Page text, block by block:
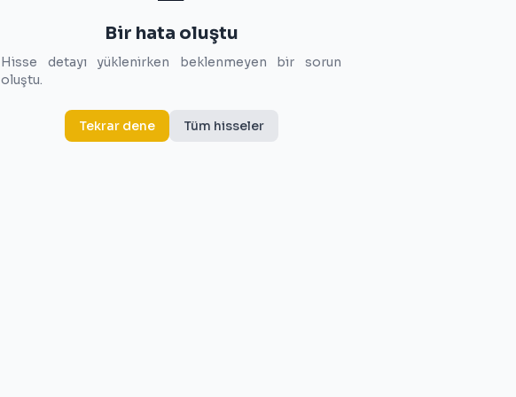
Bir hata oluştu
Hisse detayı yüklenirken beklenmeyen bir sorun
oluştu.
Tekrar dene Tüm hisseler